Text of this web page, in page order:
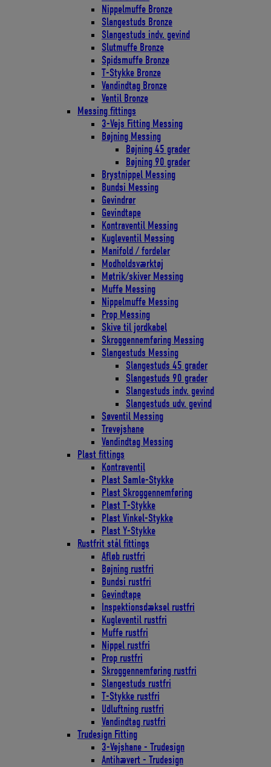
Nippelmuffe Bronze
Slangestuds Bronze
Slangestuds indv. gevind
Slutmuffe Bronze
Spidsmuffe Bronze
T-Stykke Bronze
Vandindtag Bronze
Ventil Bronze
Messing fittings
3-Vejs Fitting Messing
Bøjning Messing
Bøjning 45 grader
Bøjning 90 grader
Brystnippel Messing
Bundsi Messing
Gevindrør
Gevindtape
Kontraventil Messing
Kugleventil Messing
Manifold / fordeler
Modholdsværktøj
Møtrik/skiver Messing
Muffe Messing
Nippelmuffe Messing
Prop Messing
Skive til jordkabel
Skroggennemføring Messing
Slangestuds Messing
Slangestuds 45 grader
Slangestuds 90 grader
Slangestuds indv. gevind
Slangestuds udv. gevind
Søventil Messing
Trevejshane
Vandindtag Messing
Plast fittings
Kontraventil
Plast Samle-Stykke
Plast Skroggennemføring
Plast T-Stykke
Plast Vinkel-Stykke
Plast Y-Stykke
Rustfrit stål fittings
Afløb rustfri
Bøjning rustfri
Bundsi rustfri
Gevindtape
Inspektionsdæksel rustfri
Kugleventil rustfri
Muffe rustfri
Nippel rustfri
Prop rustfri
Skroggennemføring rustfri
Slangestuds rustfri
T-Stykke rustfri
Udluftning rustfri
Vandindtag rustfri
Trudesign Fitting
3-Vejshane - Trudesign
Antihævert - Trudesign